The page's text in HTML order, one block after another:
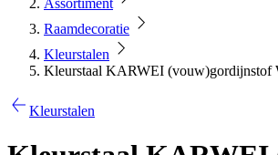
Assortiment
Raamdecoratie
Kleurstalen
Kleurstaal KARWEI (vouw)gordijnstof
Kleurstalen